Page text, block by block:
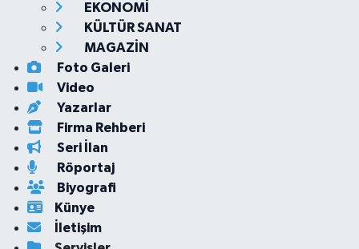
EKONOMİ
KÜLTÜR SANAT
MAGAZİN
Foto Galeri
Video
Yazarlar
Firma Rehberi
Seri İlan
Röportaj
Biyografi
Künye
İletişim